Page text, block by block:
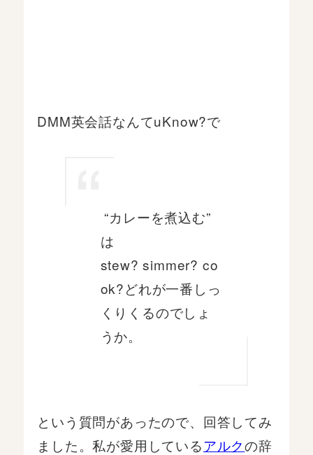
DMM英会話なんてuKnow?で
“カレーを煮込む”
は
stew? simmer? co
ok?どれが一番しっ
くりくるのでしょ
うか。
という質問があったので、回答してみ
ました。私が愛用しているアルクの辞